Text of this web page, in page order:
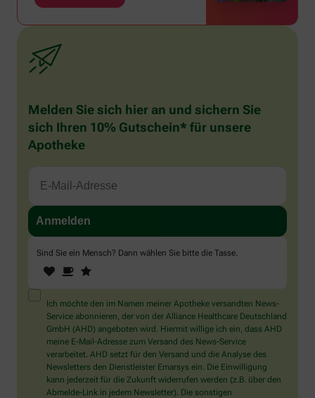
Melden Sie sich hier an und sichern Sie
sich Ihren 10% Gutschein* für unsere
Apotheke
Sind Sie ein Mensch? Dann wählen Sie bitte die Tasse
Sind
Sie
ein
Mensch?
Dann
wählen
Sie
bitte
die
Tasse.
1 2
Ich möchte den im Namen meiner Apotheke versandten News-
Service abonnieren, der von der Alliance Healthcare Deutschland
GmbH (AHD) angeboten wird. Hiermit willige ich ein, dass AHD
meine E-Mail-Adresse zum Versand des News-Service
verarbeitet. AHD setzt für den Versand und die Analyse des
Newsletters den Dienstleister Emarsys ein. Die Einwilligung
kann jederzeit für die Zukunft widerrufen werden (z.B. über den
Abmelde-Link in jedem Newsletter). Die sonstigen